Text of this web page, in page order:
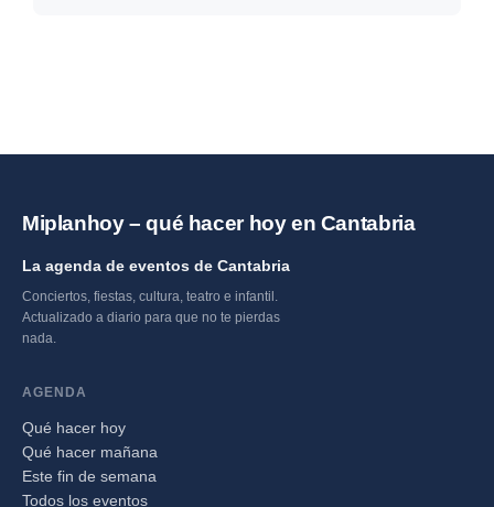
Miplanhoy – qué hacer hoy en Cantabria
La agenda de eventos de Cantabria
Conciertos, fiestas, cultura, teatro e infantil.
Actualizado a diario para que no te pierdas
nada.
AGENDA
Qué hacer hoy
Qué hacer mañana
Este fin de semana
Todos los eventos